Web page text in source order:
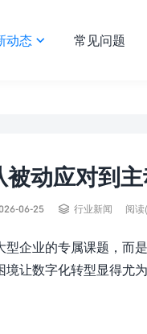
动态  常见问题
动应对到
06-25  行业新闻 阅读
企业的专属课题，而
让数字化转型显得尤